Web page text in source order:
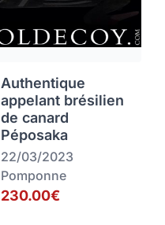
Authentique
appelant brésilien
de canard
Péposaka
22/03/2023
Pomponne
230.00€